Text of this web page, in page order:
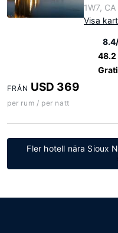
1W7, CA
Visa
48.2
FRÅN USD 369
per rum / per natt
Fler hotell nära Sioux